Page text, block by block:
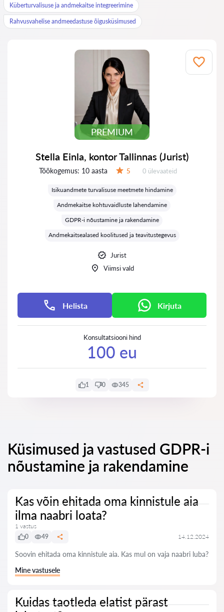
Küberturvalisuse ja andmekaitse integreerimine
Rahvusvahelise andmeedastuse õigusküsimused
PREMIUM
Stella Einla, kontor Tallinnas (Jurist)
Töökogemus: 10 aasta 5 Ülevaateid:
0 ülevaateid
Isikuandmete turvalisuse meetmete hindamine
Andmekaitse kohtuvaidluste lahendamine
GDPR-i nõustamine ja rakendamine
Andmekaitsealased koolitused ja teavitustegevus
Jurist
Viimsi vald
Helista Kirjuta
Konsultatsiooni hind
100 eu
1 0 345
Küsimused ja vastused GDPR-i
nõustamine ja rakendamine
Kas võin ehitada oma kinnistule aia
ilma naabri loata?
1 vastus
0
49 14.12.2024
Soovin ehitada oma kinnistule aia. Kas mul on vaja naabri luba?
Mine vastusele
Kuidas taotleda elatist pärast